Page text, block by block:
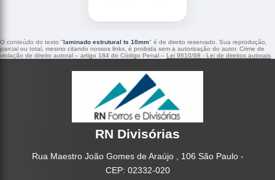
O conteúdo do texto "laminado estrutural ts 10mm" é de direito reservado. Sua reprodução,
parcial ou total, mesmo citando nossos links, é proibida sem a autorização do autor. Crime de
violação de direito autoral – artigo 184 do Código Penal – Lei 9610/98 - Lei de direitos autorais
RN Divisórias
Rua Maestro João Gomes de Araújo , 106 São Paulo -
CEP: 02332-020